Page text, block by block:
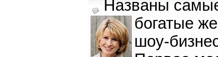
Названы
богатые
шоу-